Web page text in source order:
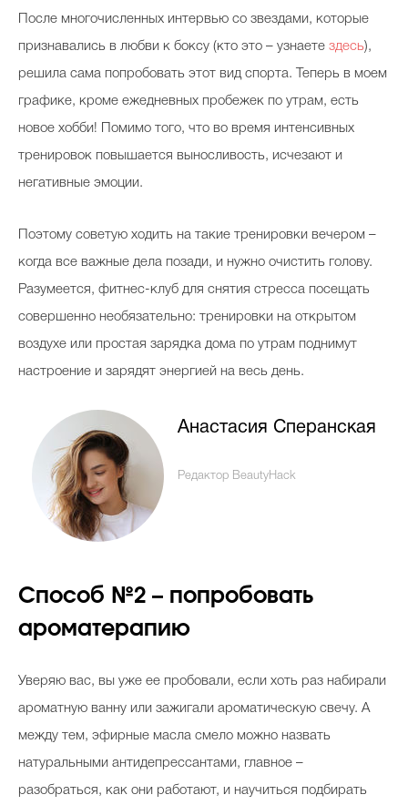
После многочисленных интервью со звездами, которые
признавались в любви к боксу (кто это – узнаете здесь),
решила сама попробовать этот вид спорта. Теперь в моем
графике, кроме ежедневных пробежек по утрам, есть
новое хобби! Помимо того, что во время интенсивных
тренировок повышается выносливость, исчезают и
негативные эмоции.
Поэтому советую ходить на такие тренировки вечером –
когда все важные дела позади, и нужно очистить голову.
Разумеется, фитнес-клуб для снятия стресса посещать
совершенно необязательно: тренировки на открытом
воздухе или простая зарядка дома по утрам поднимут
настроение и зарядят энергией на весь день.
Анастасия Сперанская
Редактор BeautyHack
Способ №2 – попробовать
ароматерапию
Уверяю вас, вы уже ее пробовали, если хоть раз набирали
ароматную ванну или зажигали ароматическую свечу. А
между тем, эфирные масла смело можно назвать
натуральными антидепрессантами, главное –
разобраться, как они работают, и научиться подбирать